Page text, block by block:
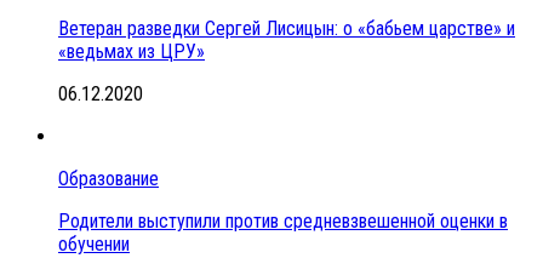
Ветеран разведки Сергей Лисицын: о «бабьем царстве» и
«ведьмах из ЦРУ»
06.12.2020
Образование
Родители выступили против средневзвешенной оценки в
обучении